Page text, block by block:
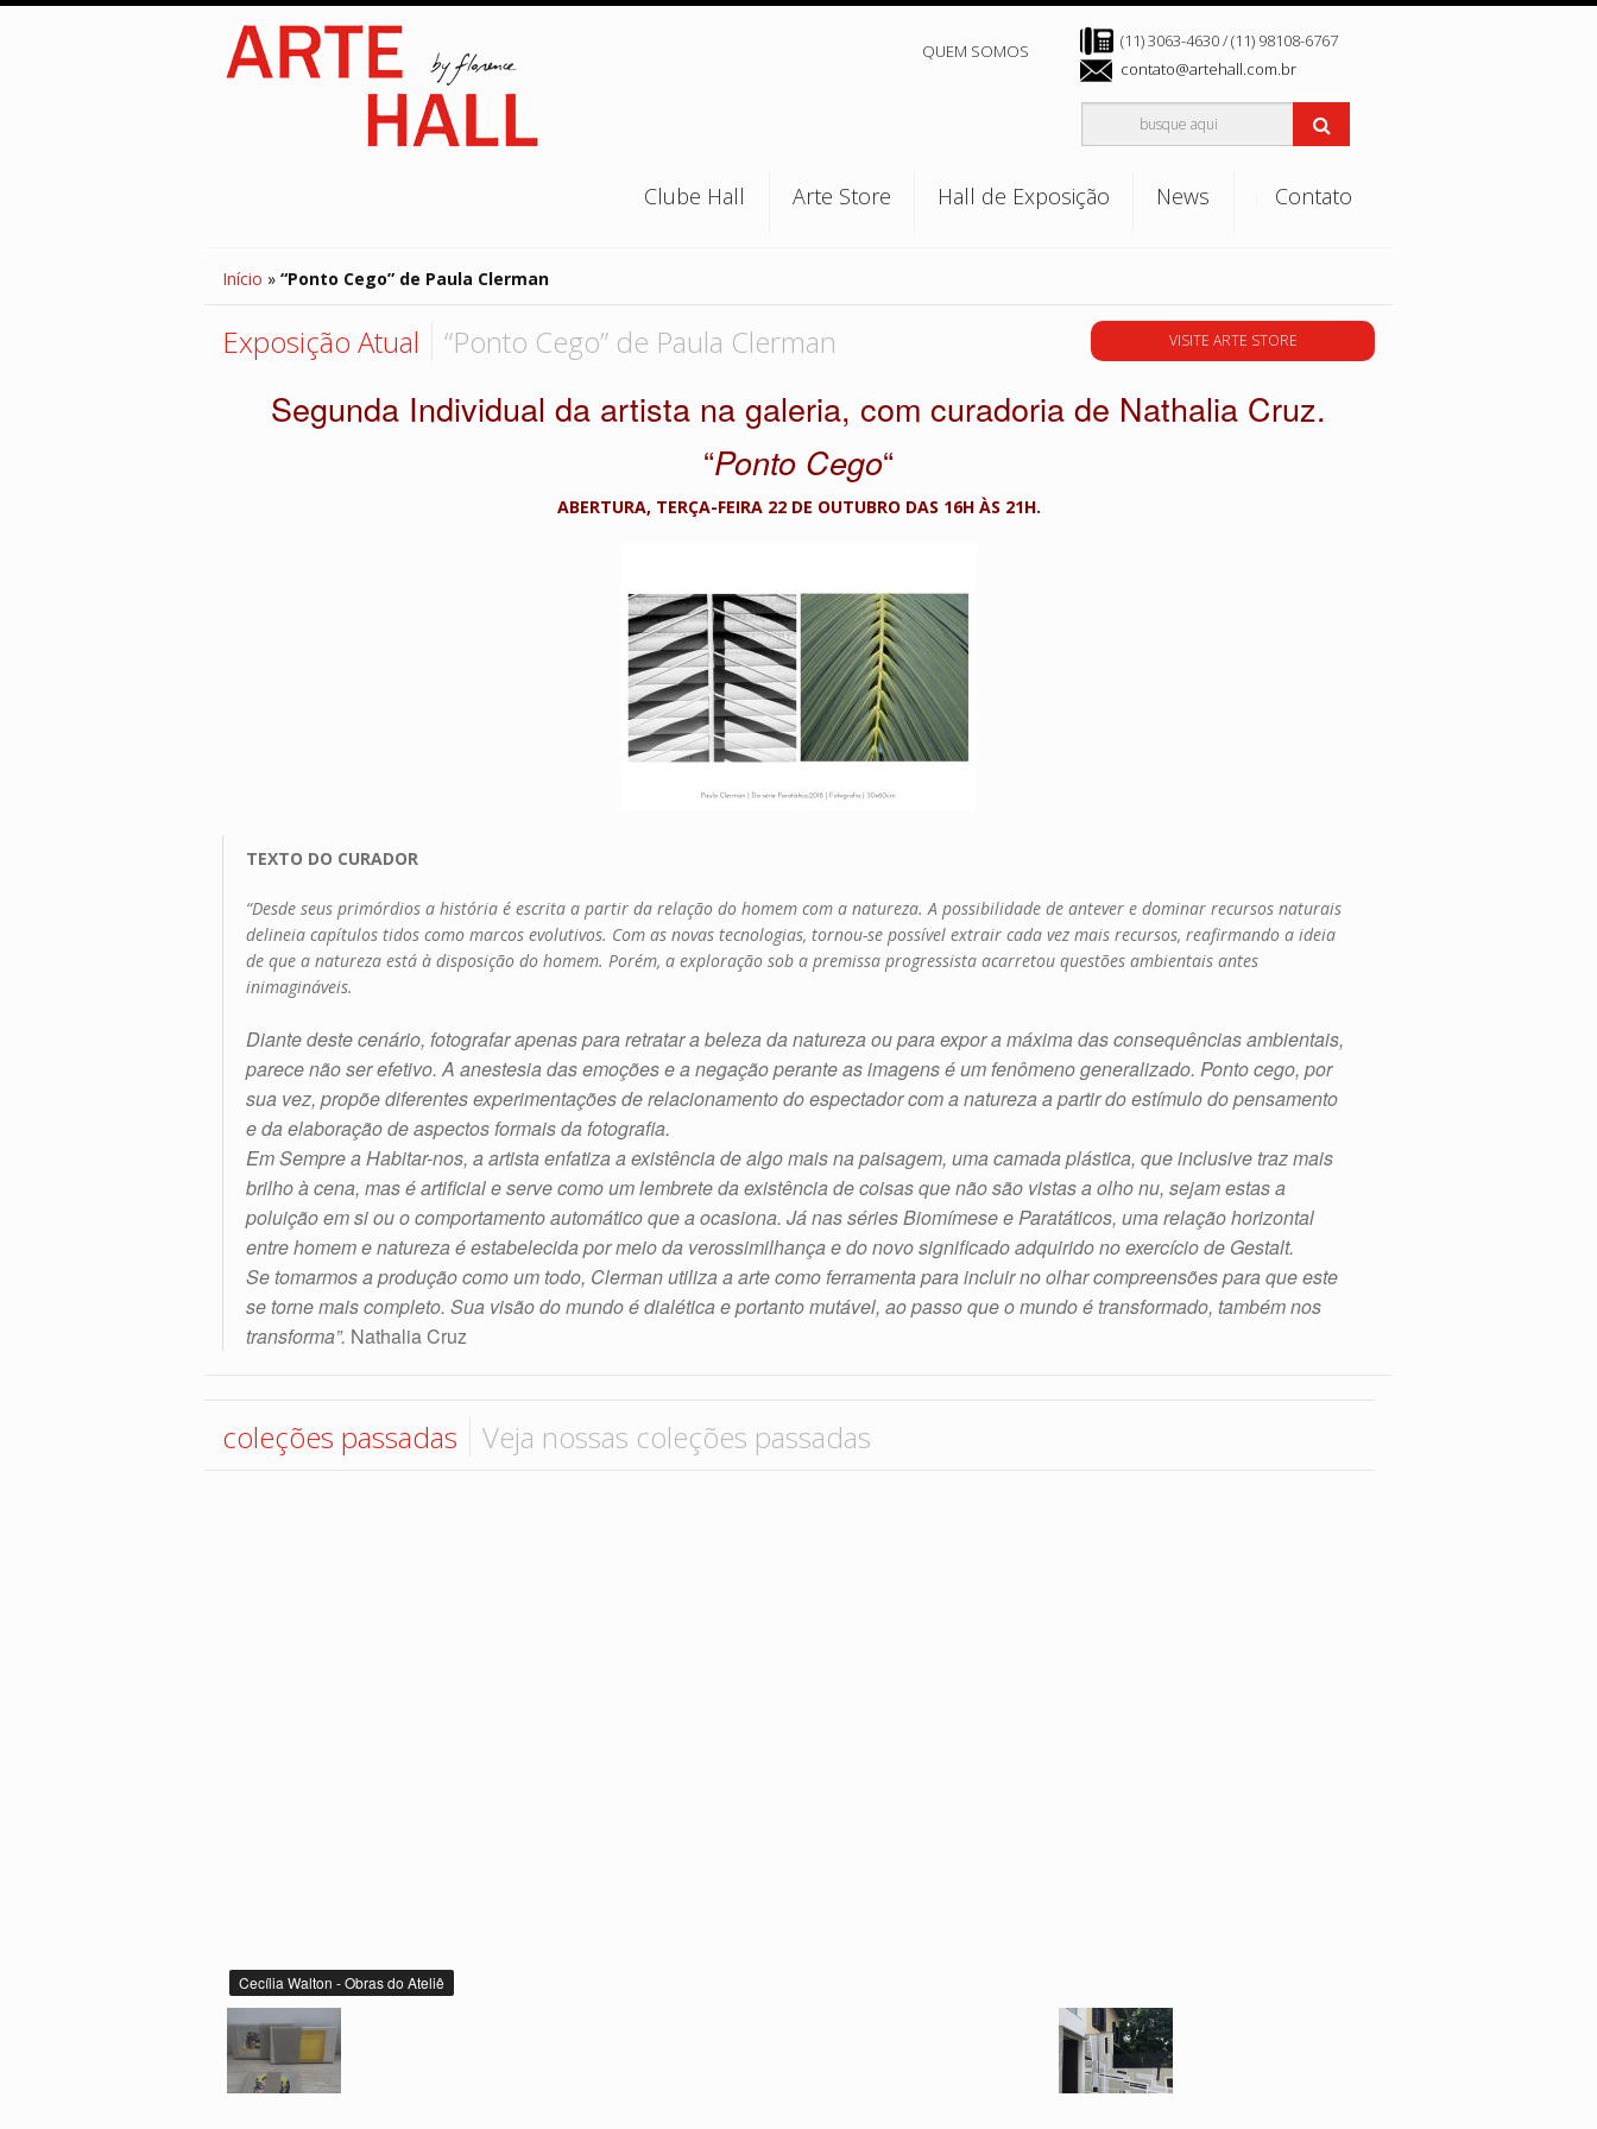
QUEM SOMOS
(11) 3063-4630 / (11) 98108-6767
contato@artehall.com.br
Clube Hall Arte Store Hall de Exposição News Contato
Início » “Ponto Cego” de Paula Clerman
Exposição Atual “Ponto Cego” de Paula Clerman VISITE ARTE STORE
Segunda Individual da artista na galeria, com curadoria de Nathalia Cruz.
“Ponto Cego“
ABERTURA, TERÇA-FEIRA 22 DE OUTUBRO DAS 16H ÀS 21H.
TEXTO DO CURADOR
“Desde seus primórdios a história é escrita a partir da relação do homem com a natureza. A possibilidade de antever e dominar recursos naturais
delineia capítulos tidos como marcos evolutivos. Com as novas tecnologias, tornou-se possível extrair cada vez mais recursos, reafirmando a ideia
de que a natureza está à disposição do homem. Porém, a exploração sob a premissa progressista acarretou questões ambientais antes
inimagináveis.
Diante deste cenário, fotografar apenas para retratar a beleza da natureza ou para expor a máxima das consequências ambientais,
parece não ser efetivo. A anestesia das emoções e a negação perante as imagens é um fenômeno generalizado. Ponto cego, por
sua vez, propõe diferentes experimentações de relacionamento do espectador com a natureza a partir do estímulo do pensamento
e da elaboração de aspectos formais da fotografia.
Em Sempre a Habitar-nos, a artista enfatiza a existência de algo mais na paisagem, uma camada plástica, que inclusive traz mais
brilho à cena, mas é artificial e serve como um lembrete da existência de coisas que não são vistas a olho nu, sejam estas a
poluição em si ou o comportamento automático que a ocasiona. Já nas séries Biomímese e Paratáticos, uma relação horizontal
entre homem e natureza é estabelecida por meio da verossimilhança e do novo significado adquirido no exercício de Gestalt.
Se tomarmos a produção como um todo, Clerman utiliza a arte como ferramenta para incluir no olhar compreensões para que este
se torne mais completo. Sua visão do mundo é dialética e portanto mutável, aopassoque o mundo é transformado, também nos
transforma”. Nathalia Cruz
coleções passadas Veja nossas coleções passadas
Cecília Walton - Obras do Ateliê